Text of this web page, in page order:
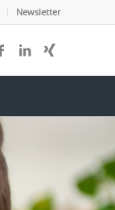
Newsletter